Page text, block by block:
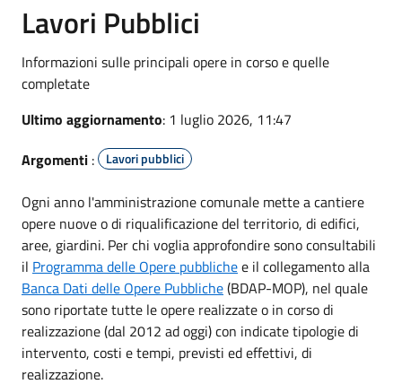
Lavori Pubblici
Informazioni sulle principali opere in corso e quelle
completate
Ultimo aggiornamento: 1 luglio 2026, 11:47
Argomenti : Lavori pubblici
Ogni anno l'amministrazione comunale mette a cantiere
opere nuove o di riqualificazione del territorio, di edifici,
aree, giardini. Per chi voglia approfondire sono consultabili
il Programma delle Opere pubblichee il collegamento alla
Banca Dati delle Opere Pubbliche(BDAP-MOP), nel quale
sono riportate tutte le opere realizzate o in corso di
realizzazione (dal 2012 ad oggi) con indicate tipologie di
intervento, costi e tempi, previsti ed effettivi, di
realizzazione.